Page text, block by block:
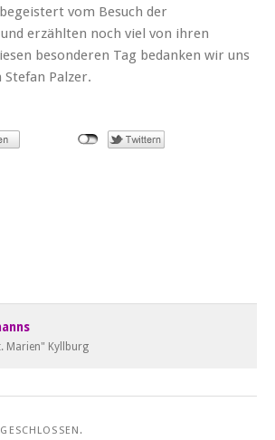
vom Besuch der
erzählten noch viel von ihren
besonderen Tag bedanken wir uns
Palzer.
Marien" Kyllburg